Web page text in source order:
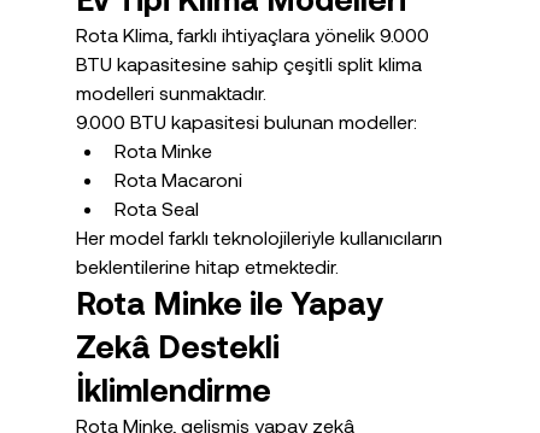
Rota Klima, farklı ihtiyaçlara yönelik 9.000
BTU kapasitesine sahip çeşitli split klima
modelleri sunmaktadır.
9.000 BTU kapasitesi bulunan modeller:
Rota Minke
Rota Macaroni
Rota Seal
Her model farklı teknolojileriyle kullanıcıların
beklentilerine hitap etmektedir.
Rota Minke ile Yapay
Zekâ Destekli
İklimlendirme
Rota Minke, gelişmiş yapay zekâ